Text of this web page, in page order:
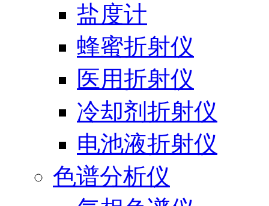
盐度计
蜂蜜折射仪
医用折射仪
冷却剂折射仪
电池液折射仪
色谱分析仪